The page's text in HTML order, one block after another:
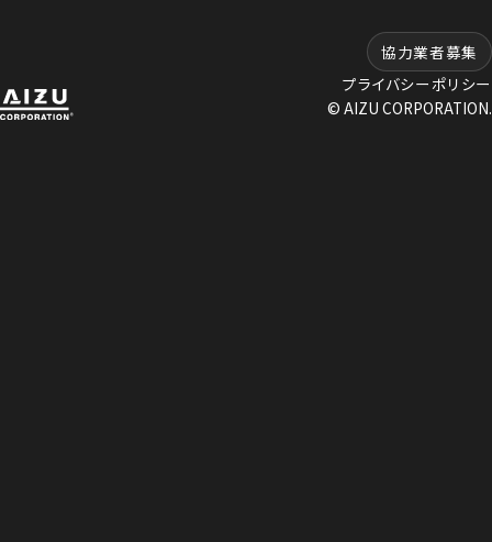
協力業者募集
プライバシーポリシー
© AIZU CORPORATION.